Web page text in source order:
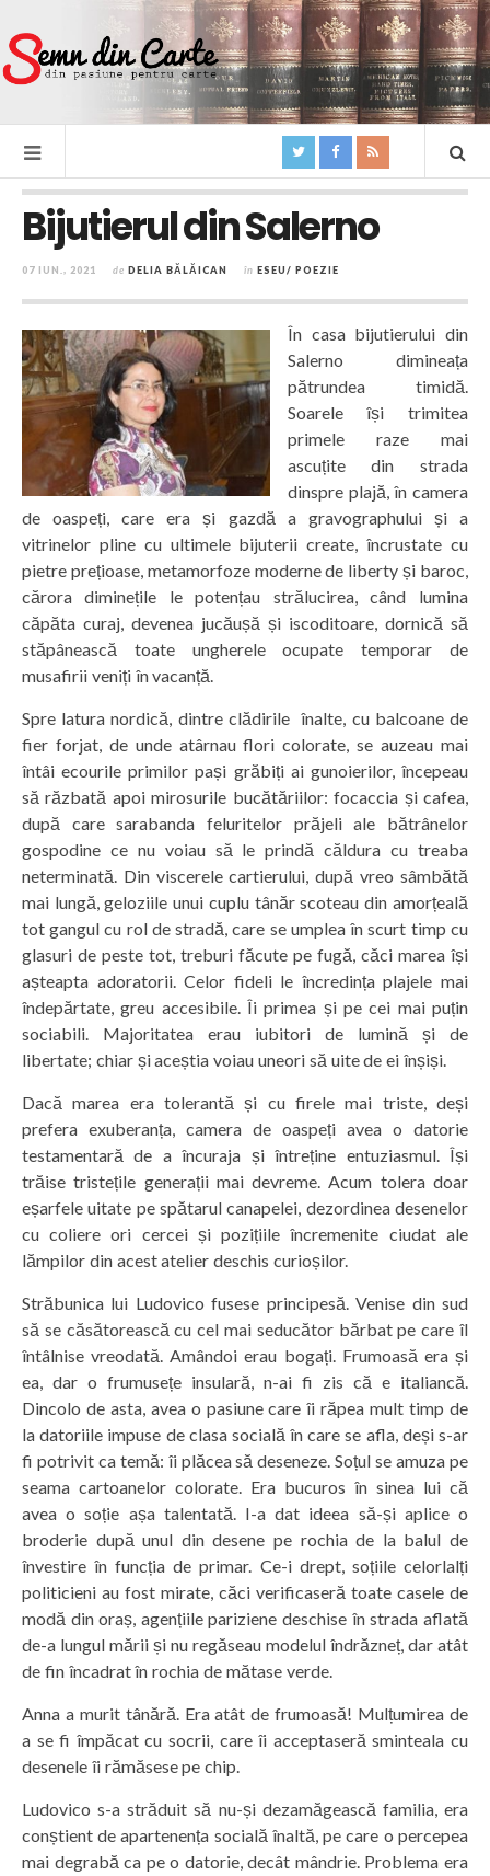
Bijutierul din Salerno
07 IUN., 2021 de DELIA BĂLĂICAN în ESEU/ POEZIE
În casa bijutierului din
Salerno dimineața
pătrundea timidă.
Soarele își trimitea
primele raze mai
ascuțite din strada
dinspre plajă, în camera
de oaspeți, care era și gazdă a gravographului și a
vitrinelor pline cu ultimele bijuterii create, încrustate cu
pietre prețioase, metamorfoze moderne de liberty și baroc,
cărora diminețile le potențau strălucirea, când lumina
căpăta curaj, devenea jucăușă și iscoditoare, dornică să
stăpânească toate ungherele ocupate temporar de
musafirii veniți în vacanță.
Spre latura nordică, dintre clădirile înalte, cu balcoane de
fier forjat, de unde atârnau flori colorate, se auzeau mai
întâi ecourile primilor pași grăbiți ai gunoierilor, începeau
să răzbată apoi mirosurile bucătăriilor: focaccia și cafea,
după care sarabanda feluritelor prăjeli ale bătrânelor
gospodine ce nu voiau să le prindă căldura cu treaba
neterminată. Din viscerele cartierului, după vreo sâmbătă
mai lungă, geloziile unui cuplu tânăr scoteau din amorțeală
tot gangul cu rol de stradă, care se umplea în scurt timp cu
glasuri de peste tot, treburi făcute pe fugă, căci marea își
așteapta adoratorii. Celor fideli le încredința plajele mai
îndepărtate, greu accesibile. Îi primea și pe cei mai puțin
sociabili. Majoritatea erau iubitori de lumină și de
libertate; chiar și aceștia voiau uneori să uite de ei înșiși.
Dacă marea era tolerantă și cu firele mai triste, deși
prefera exuberanța, camera de oaspeți avea o datorie
testamentară de a încuraja și întreține entuziasmul. Își
trăise tristețile generații mai devreme. Acum tolera doar
eșarfele uitate pe spătarul canapelei, dezordinea desenelor
cu coliere ori cercei și pozițiile încremenite ciudat ale
lămpilor din acest atelier deschis curioșilor.
Străbunica lui Ludovico fusese principesă. Venise din sud
să se căsătorească cu cel mai seducător bărbat pe care îl
întâlnise vreodată. Amândoi erau bogați. Frumoasă era și
ea, dar o frumusețe insulară, n-ai fi zis că e italiancă.
Dincolo de asta, avea o pasiune care îi răpea mult timp de
la datoriile impuse de clasa socială în care se afla, deși s-ar
fi potrivit ca temă: îi plăcea să deseneze. Soțul se amuza pe
seama cartoanelor colorate. Era bucuros în sinea lui că
avea o soție așa talentată. I-a dat ideea să-și aplice o
broderie după unul din desene pe rochia de la balul de
învestire în funcția de primar. Ce-i drept, soțiile celorlalți
politicieni au fost mirate, căci verificaseră toate casele de
modă din oraș, agențiile pariziene deschise în strada aflată
de-a lungul mării și nu regăseau modelul îndrăzneț, dar atât
de fin încadrat în rochia de mătase verde.
Anna a murit tânără. Era atât de frumoasă! Mulțumirea de
a se fi împăcat cu socrii, care îi acceptaseră sminteala cu
desenele îi rămăsese pe chip.
Ludovico s-a străduit să nu-și dezamăgească familia, era
conștient de apartenența socială înaltă, pe care o percepea
mai degrabă ca pe o datorie, decât mândrie. Problema era